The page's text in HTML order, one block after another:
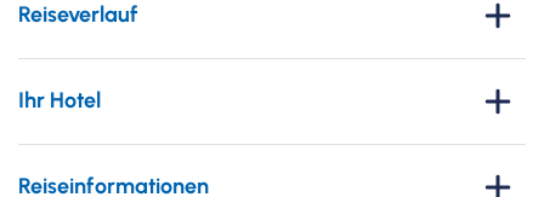
Reiseverlauf
besondere Reise nach Bremen – perfekt kombiniert mit einem
echten Highlight: der legendären
Schlagernacht des Jahres
Ihr Hotel
Motel One Bremen
Reiseinformationen
© Semmel Concerts